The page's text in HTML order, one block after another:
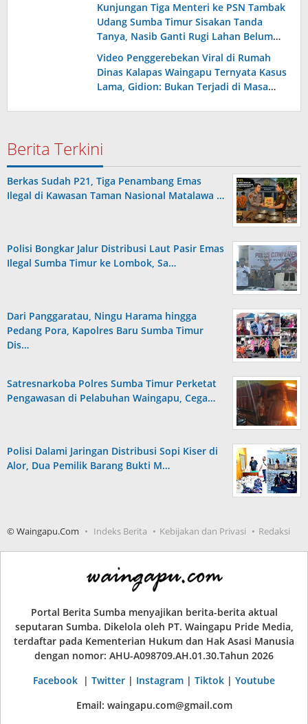
Kunjungan Tiga Menteri ke PSN Tambak
Udang Sumba Timur Sisakan Tanda
Tanya, Nasib Ganti Rugi Lahan Belum
Terjawab
Video Penggerebekan Viral di Rumah
Dinas Kalapas Waingapu Ternyata Kasus
Lama, Gidion: Bukan Terjadi di Masa
Berita Terkini
Berkas Sudah P21, Tiga Penambang Emas
Ilegal di Kawasan Taman Nasional Matalawa …
Polisi Bongkar Jalur Distribusi Laut Pasir Emas
Ilegal Sumba Timur ke Lombok, Sa…
Dari Panggaratau, Ningu Harama hingga
Pedang Pora, Kapolres Baru Sumba Timur
Dis…
Satresnarkoba Polres Sumba Timur Perketat
Pengawasan di Pelabuhan Waingapu, Cega…
Polisi Dalami Jaringan Distribusi Sopi Kiser di
Alor, Dua Pemilik Barang Bukti M…
© Waingapu.Com Indeks Berita Kebijakan dan Privasi Redaksi
Portal Berita Sumba menyajikan berita-berita aktual
seputaran Sumba. Dikelola oleh PT. Waingapu Pride Media,
terdaftar pada Kementerian Hukum dan Hak Asasi Manusia
dengan nomor: AHU-A098709.AH.01.30.Tahun 2026
Facebook | Twitter | Instagram | Tiktok | Youtube
Email: waingapu.com@gmail.com